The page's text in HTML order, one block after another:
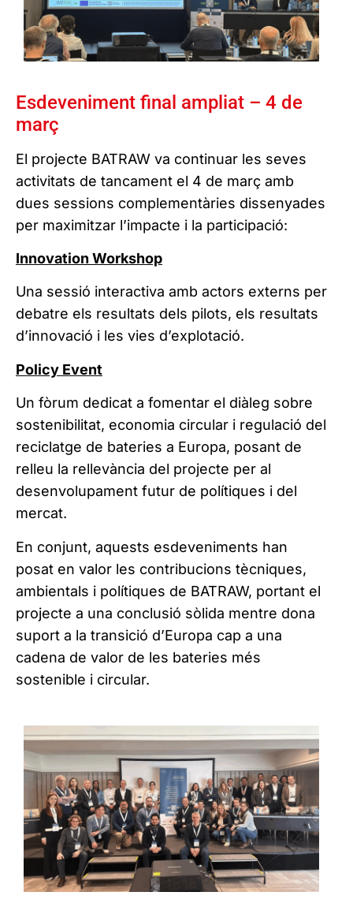
Esdeveniment final ampliat – 4 de
març
El projecte BATRAW va continuar les seves
activitats de tancament el 4 de març amb
dues sessions complementàries dissenyades
per maximitzar l’impacte i la participació:
Innovation Workshop
Una sessió interactiva amb actors externs per
debatre els resultats dels pilots, els resultats
d’innovació i les vies d’explotació.
Policy Event
Un fòrum dedicat a fomentar el diàleg sobre
sostenibilitat, economia circular i regulació del
reciclatge de bateries a Europa, posant de
relleu la rellevància del projecte per al
desenvolupament futur de polítiques i del
mercat.
En conjunt, aquests esdeveniments han
posat en valor les contribucions tècniques,
ambientals i polítiques de BATRAW, portant el
projecte a una conclusió sòlida mentre dona
suport a la transició d’Europa cap a una
cadena de valor de les bateries més
sostenible i circular.